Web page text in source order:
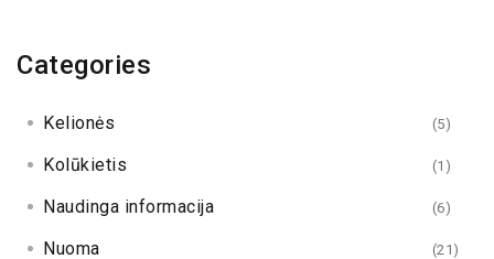
Categories
Kelionės (5)
Kolūkietis (1)
Naudinga informacija (6)
Nuoma (21)